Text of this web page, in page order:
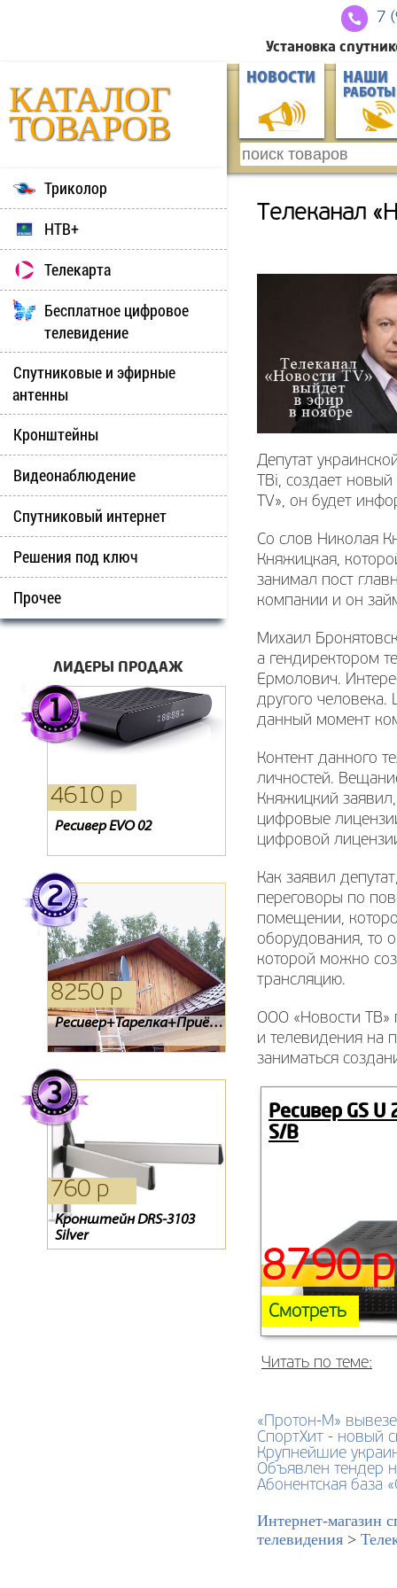
7
Установка
КАТАЛОГ
ТОВАРОВ
НОВОСТИ НАШИ
РАБОТЫ
Триколор
НТВ+
Телекарта
Бесплатное цифровое
телевидение
Спутниковые и эфирные
антенны
Кронштейны
Видеонаблюдение
Спутниковый интернет
Решения под ключ
Прочее
ЛИДЕРЫ ПРОДАЖ
4610 р
Ресивер EVO 02
4940 р
Ресивер Golden 1CR
1420 р
Oriel 311
8250 р
Ресивер+Тарелка+Приёмник
2040 р
Ресивер Lans dtr-100
15940 р
Комплект Kitenet
760 р
Кронштейн DRS-3103
Silver
880 р
Тарелка Супрал 0.6
0 р
Обмен «0»
Телеканал
Депутат
TВi, создает
TV», он будет
Со слов Николая
Княжицкая,
занимал пост
компании и он
Михаил
а гендиректором
Ермолович.
другого человека.
данный момент
Контент данного
личностей.
Княжицкий заявил,
цифровые
цифровой
Как заявил
переговоры по
помещении,
оборудования, то
которой можно
трансляцию.
ООО «Новости ТВ»
и телевидения на
заниматься
Ресивер GS U
S/B
Смотреть
8790 р
Читать по теме:
«Протон-М»
СпортХит - новый
Крупнейшие
Объявлен тендер
Абонентская база
Интернет-магазин
телевидения >